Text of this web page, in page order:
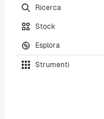
Ricerca
Stock
Esplora
Strumenti